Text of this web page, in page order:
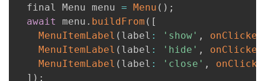
  final Menu menu
= Menu ( ) ;
await
menu . buildFrom ( [
MenuItemLabel ( label : 'show' , onClicked
MenuItemLabel ( label : 'hide' , onClicked
MenuItemLabel ( label : 'close' ,
] ) ;